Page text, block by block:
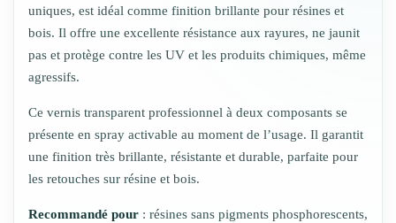
uniques, est idéal comme finition brillante pour résines et
bois. Il offre une excellente résistance aux rayures, ne jaunit
pas et protège contre les UV et les produits chimiques, même
agressifs.
Ce vernis transparent professionnel à deux composants se
présente en spray activable au moment de l’usage. Il garantit
une finition très brillante, résistante et durable, parfaite pour
les retouches sur résine et bois.
Recommandé pour : résines sans pigments phosphorescents,